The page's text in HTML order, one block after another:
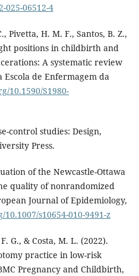
025-06512-4
Pivetta, H. M. F., Santos, B. Z.,
positions in childbirth and
A systematic review
Escola de Enfermagem da
10.1590/S1980-
control studies: Design,
Press.
of the Newcastle-Ottawa
quality of nonrandomized
Journal of Epidemiology,
s10654-010-9491-z
G., & Costa, M. L. (2022).
practice in low-risk
Pregnancy and Childbirth,